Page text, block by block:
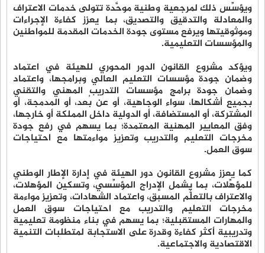
ويؤسِّس ذلك لمرجعية وطنية موحَّدة تتولى خدمات الاعتراف
والمعادلة والتدقيق والتصديق، بما يعزز كفاءة الإجراءات
وموثوقيتها ويرفع مستوى جودة الخدمات المقدمة للمواطنين
والمؤسسات التعليمية.
ويؤكد مشروع القانون الدور المحوري للهيئة في اعتماد
وضمان جودة مؤسسات التعليم العالي وبرامجها، واعتماد
وضمان جودة برامج مؤسسات التدريب المهني والتقني
بجميع أشكالها، سواء الوجاهية، أو عن بُعد، أو المدمجة، أو
المشتركة، أو المستضافة، أو الدولية داخل المملكة أو خارجها،
وفق المعايير المهنية المعتمدة؛ بما يسهم في رفع جودة
مخرجات التعليم والتدريب وتعزيز مواءمتها مع احتياجات
سوق العمل.
كما يعزز مشروع القانون دور الهيئة في إدارة الإطار الوطني
للمؤهِّلات، بما يشمل الإدراج المؤسِّسي، وتسكين المؤهلات،
والاعتراف بالتعلُّم المسبق، واعتماد الشهادات، وتعزيز مواءمة
مخرجات التعليم والتدريب مع احتياجات سوق العمل
والمهارات المستقبلية؛ بما يسهم في بناء منظومة تعليمية
وتدريبية أكثر كفاءة وقدرة على الاستجابة لمتطلبات التنمية
الاقتصادية والاجتماعية.